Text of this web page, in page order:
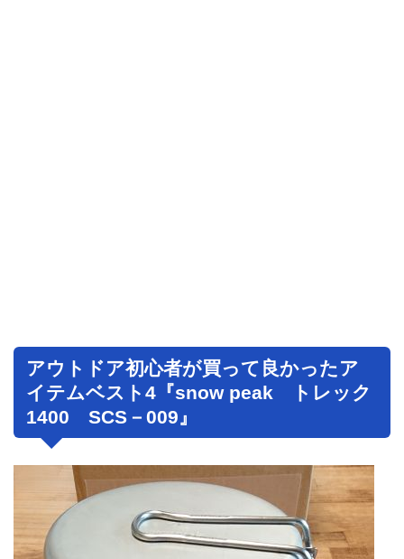
アウトドア初心者が買って良かったア
イテムベスト4『snow peak トレック
1400 SCS－009』